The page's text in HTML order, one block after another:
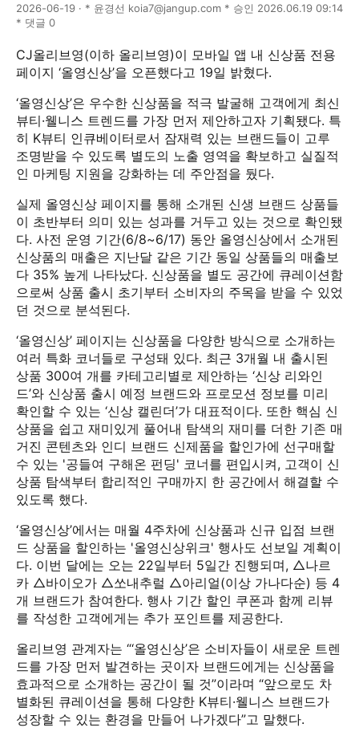
2026-06-19 · * 윤경선 koia7@jangup.com * 승인 2026.06.19 09:14
* 댓글 0
CJ올리브영(이하 올리브영)이 모바일 앱 내 신상품 전용
페이지 ‘올영신상’을 오픈했다고 19일 밝혔다.
‘올영신상’은 우수한 신상품을 적극 발굴해 고객에게 최신
뷰티·웰니스 트렌드를 가장 먼저 제안하고자 기획됐다. 특
히 K뷰티 인큐베이터로서 잠재력 있는 브랜드들이 고루
조명받을 수 있도록 별도의 노출 영역을 확보하고 실질적
인 마케팅 지원을 강화하는 데 주안점을 뒀다.
실제 올영신상 페이지를 통해 소개된 신생 브랜드 상품들
이 초반부터 의미 있는 성과를 거두고 있는 것으로 확인됐
다. 사전 운영 기간(6/8~6/17) 동안 올영신상에서 소개된
신상품의 매출은 지난달 같은 기간 동일 상품들의 매출보
다 35% 높게 나타났다. 신상품을 별도 공간에 큐레이션함
으로써 상품 출시 초기부터 소비자의 주목을 받을 수 있었
던 것으로 분석된다.
‘올영신상’ 페이지는 신상품을 다양한 방식으로 소개하는
여러 특화 코너들로 구성돼 있다. 최근 3개월 내 출시된
상품 300여 개를 카테고리별로 제안하는 ‘신상 리와인
드’와 신상품 출시 예정 브랜드와 프로모션 정보를 미리
확인할 수 있는 ‘신상 캘린더’가 대표적이다. 또한 핵심 신
상품을 쉽고 재미있게 풀어내 탐색의 재미를 더한 기존 매
거진 콘텐츠와 인디 브랜드 신제품을 할인가에 선구매할
수 있는 '공들여 구해온 펀딩' 코너를 편입시켜, 고객이 신
상품 탐색부터 합리적인 구매까지 한 공간에서 해결할 수
있도록 했다.
‘올영신상’에서는 매월 4주차에 신상품과 신규 입점 브랜
드 상품을 할인하는 '올영신상위크' 행사도 선보일 계획이
다. 이번 달에는 오는 22일부터 5일간 진행되며, △나르
카 △바이오가 △쏘내추럴 △아리얼(이상 가나다순) 등 4
개 브랜드가 참여한다. 행사 기간 할인 쿠폰과 함께 리뷰
를 작성한 고객에게는 추가 포인트를 제공한다.
올리브영 관계자는 “‘올영신상’은 소비자들이 새로운 트렌
드를 가장 먼저 발견하는 곳이자 브랜드에게는 신상품을
효과적으로 소개하는 공간이 될 것”이라며 “앞으로도 차
별화된 큐레이션을 통해 다양한 K뷰티·웰니스 브랜드가
성장할 수 있는 환경을 만들어 나가겠다”고 말했다.